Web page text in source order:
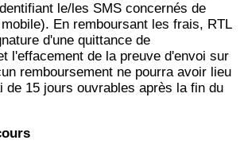
le/les SMS concernés de
En remboursant les frais, RTL
d'une quittance de
l'effacement de la preuve d'envoi sur
remboursement ne pourra avoir lieu
de 15 jours ouvrables après la fin du